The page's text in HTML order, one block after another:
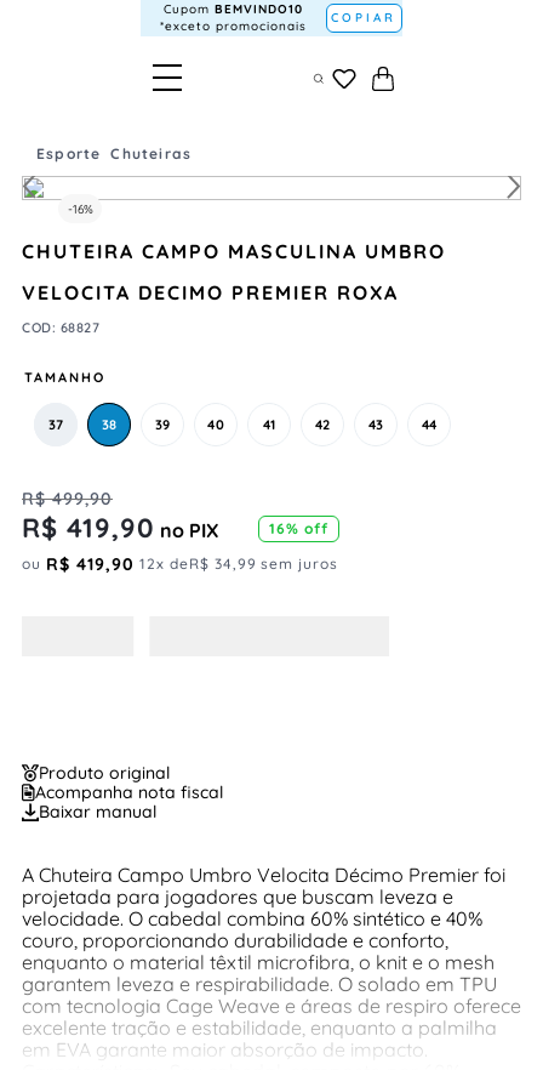
Cupom BEMVINDO10
*exceto promocionais
COPIAR
Esporte Chuteiras
-16%
CHUTEIRA CAMPO MASCULINA UMBRO
VELOCITA DECIMO PREMIER ROXA
COD: 68827
TAMANHO
37 38 39 40 41 42 43 44
R$ 499,90
R$ 419,90 no PIX 16% off
ou R$ 419,90 12x deR$ 34,99 sem juros
Produto original
Acompanha nota fiscal
Baixar manual
A Chuteira Campo Umbro Velocita Décimo Premier foi
projetada para jogadores que buscam leveza e
velocidade. O cabedal combina 60% sintético e 40%
couro, proporcionando durabilidade e conforto,
enquanto o material têxtil microfibra, o knit e o mesh
garantem leveza e respirabilidade. O solado em TPU
com tecnologia Cage Weave e áreas de respiro oferece
excelente tração e estabilidade, enquanto a palmilha
em EVA garante maior absorção de impacto.